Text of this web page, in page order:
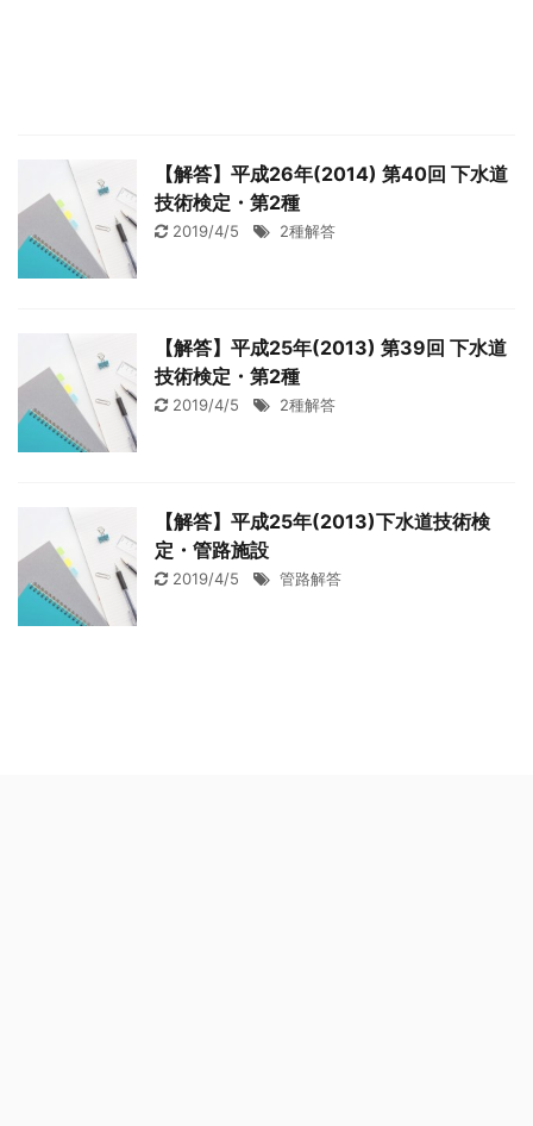
【解答】平成26年(2014) 第40回 下水道
技術検定・第2種
2019/4/5 2種解答
【解答】平成25年(2013) 第39回 下水道
技術検定・第2種
2019/4/5 2種解答
【解答】平成25年(2013)下水道技術検
定・管路施設
2019/4/5 管路解答